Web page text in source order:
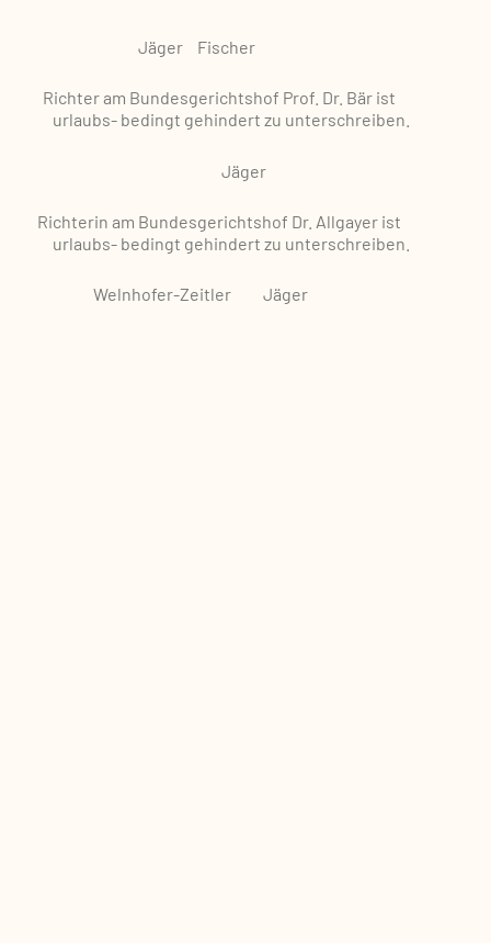
Jäger Fischer
Richteram Bundesgerichtshof Prof. Dr. Bär ist
urlaubs- bedingt gehindert zu unterschreiben.
Jäger
Richterin am Bundesgerichtshof Dr. Allgayer ist
urlaubs- bedingt gehindert zu unterschreiben.
Welnhofer-Zeitler Jäger